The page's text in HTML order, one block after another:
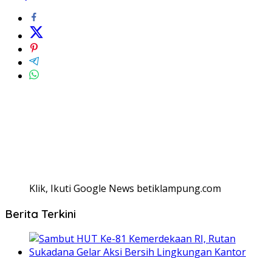
Klik, Ikuti Google News betiklampung.com
Berita Terkini